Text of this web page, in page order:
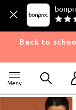
Back to
Meny